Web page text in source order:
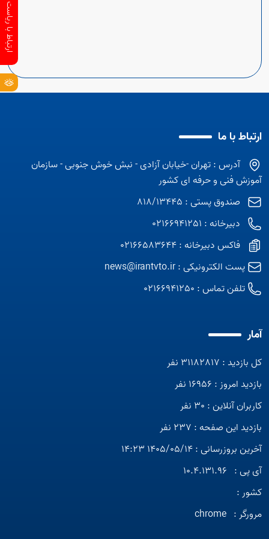
Open
Open
Open
ارتباط با ما
آدرس : تهران -خیابان آزادی - نبش خوش جنوبی - سازمان
آموزش فنی و حرفه ای کشور
صندوق پستی : 818/13445
دبیرخانه : 02166941251
فاکس دبیرخانه : 02166583644
پست الکترونیکی :news@irantvto.ir
تلفن تماس : 02166941250
آمار
کل بازدید : 31182817 نفر
بازدید امروز : 16956 نفر
کاربران آنلاین : 30 نفر
بازدید این صفحه : 237 نفر
آخرین بروزرسانی : 1405/05/14 14:23
آی پی : 10.4.131.96
کشور :
مرورگر : chrome